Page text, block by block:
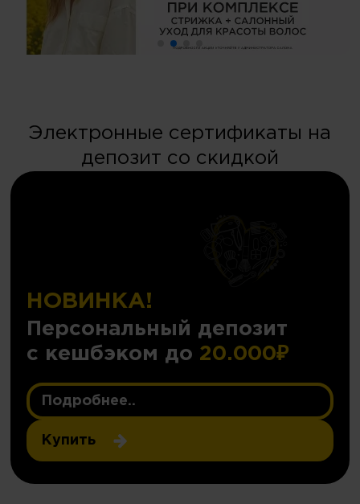
Электронные сертификаты на
депозит со скидкой
НОВИНКА!
Персональный депозит
с кешбэком до 20.000₽
Подробнее..
Купить